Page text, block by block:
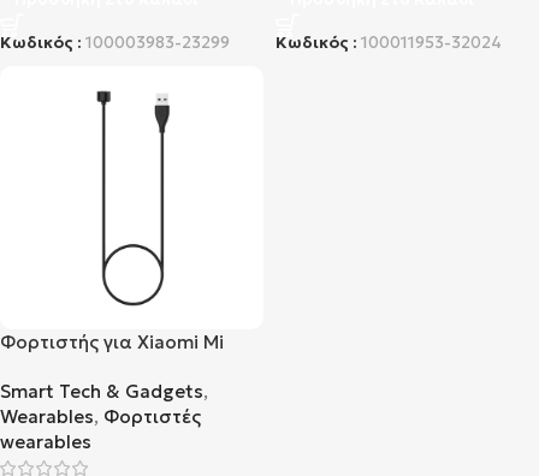
Κωδικός : 100003983-23299 Κωδικός : 100011953-32024
Φορτιστής για Xiaomi Mi
Smart Tech & Gadgets,
Wearables, Φορτιστές
wearables